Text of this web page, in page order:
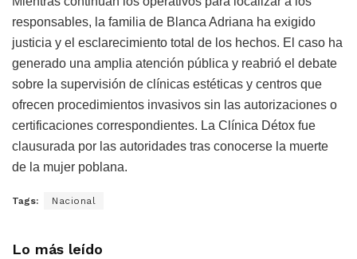
responsables, la familia de Blanca Adriana ha exigido
justicia y el esclarecimiento total de los hechos. El caso ha
generado una amplia atención pública y reabrió el debate
sobre la supervisión de clínicas estéticas y centros que
ofrecen procedimientos invasivos sin las autorizaciones o
certificaciones correspondientes. La Clínica Détox fue
clausurada por las autoridades tras conocerse la muerte
de la mujer poblana.
Tags: Nacional
Lo más leído